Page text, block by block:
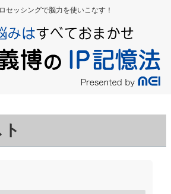
セッシングで脳力を使いこなす！